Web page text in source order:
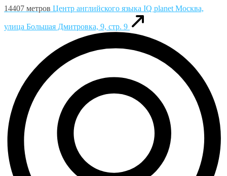
14407 метров Центр английского языка IQ planet Москва,
улица Большая Дмитровка, 9, стр. 9